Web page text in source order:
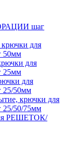
шаг
для
для
для
50мм
крючки для
50/75мм
РЕШЕТОК/